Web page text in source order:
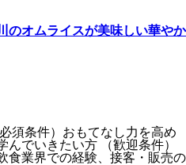
のオムライスが美味しい華やか
須条件）おもてなし力を高め
でいきたい方 （歓迎条件）
食業界での経験、接客・販売の